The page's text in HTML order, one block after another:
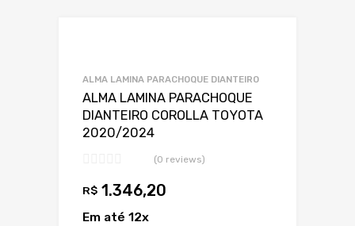
ALMA LAMINA PARACHOQUE DIANTEIRO
ALMA LAMINA PARACHOQUE
DIANTEIRO COROLLA TOYOTA
2020/2024
(0 reviews)
R$ 1.346,20
Em até 12x